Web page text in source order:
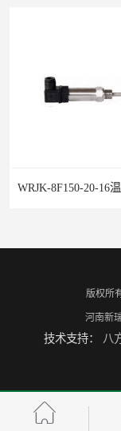
WRJK-8F150-20-16
版权所
河南新
技术支持： 八